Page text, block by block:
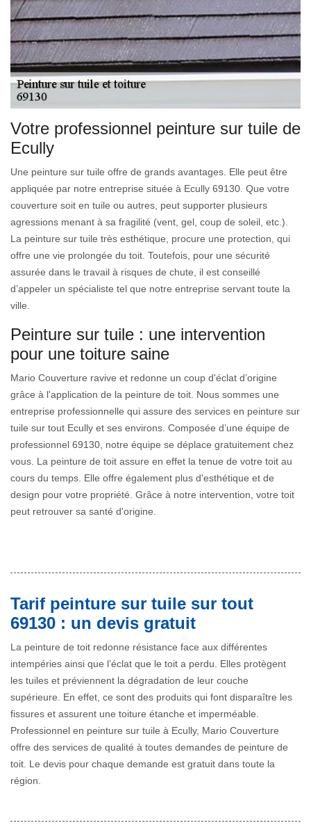
Votre professionnel peinture sur tuile de
Ecully
Une peinture sur tuile offre de grands avantages. Elle peut être
appliquée par notre entreprise située à Ecully 69130. Que votre
couverture soit en tuile ou autres, peut supporter plusieurs
agressions menant à sa fragilité (vent, gel, coup de soleil, etc.).
La peinture sur tuile très esthétique, procure une protection, qui
offre une vie prolongée du toit. Toutefois, pour une sécurité
assurée dans le travail à risques de chute, il est conseillé
d’appeler un spécialiste tel que notre entreprise servant toute la
ville.
Peinture sur tuile : une intervention
pour une toiture saine
Mario Couverture ravive et redonne un coup d'éclat d’origine
grâce à l'application de la peinture de toit. Nous sommes une
entreprise professionnelle qui assure des services en peinture sur
tuile sur tout Ecully et ses environs. Composée d’une équipe de
professionnel 69130, notre équipe se déplace gratuitement chez
vous. La peinture de toit assure en effet la tenue de votre toit au
cours du temps. Elle offre également plus d'esthétique et de
design pour votre propriété. Grâce à notre intervention, votre toit
peut retrouver sa santé d'origine.
Tarif peinture sur tuile sur tout
69130 : un devis gratuit
La peinture de toit redonne résistance face aux différentes
intempéries ainsi que l’éclat que le toit a perdu. Elles protègent
les tuiles et préviennent la dégradation de leur couche
supérieure. En effet, ce sont des produits qui font disparaître les
fissures et assurent une toiture étanche et imperméable.
Professionnel en peinture sur tuile à Ecully, Mario Couverture
offre des services de qualité à toutes demandes de peinture de
toit. Le devis pour chaque demande est gratuit dans toute la
région.